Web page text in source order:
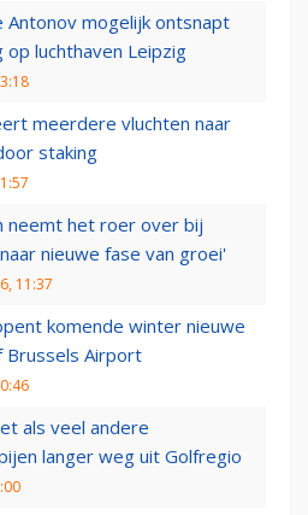
Antonov mogelijk ontsnapt
op luchthaven Leipzig
meerdere vluchten naar
staking
neemt het roer over bij
nieuwe fase van groei'
11:37
komende winter nieuwe
Brussels Airport
als veel andere
langer weg uit Golfregio